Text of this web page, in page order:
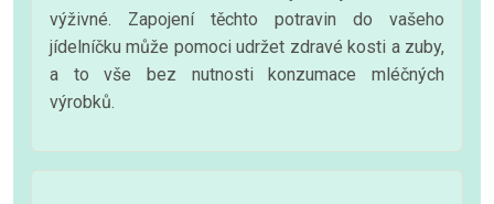
výživné. Zapojení těchto potravin do vašeho
jídelníčku může pomoci udržet zdravé kosti a zuby,
a to vše bez nutnosti konzumace mléčných
výrobků.